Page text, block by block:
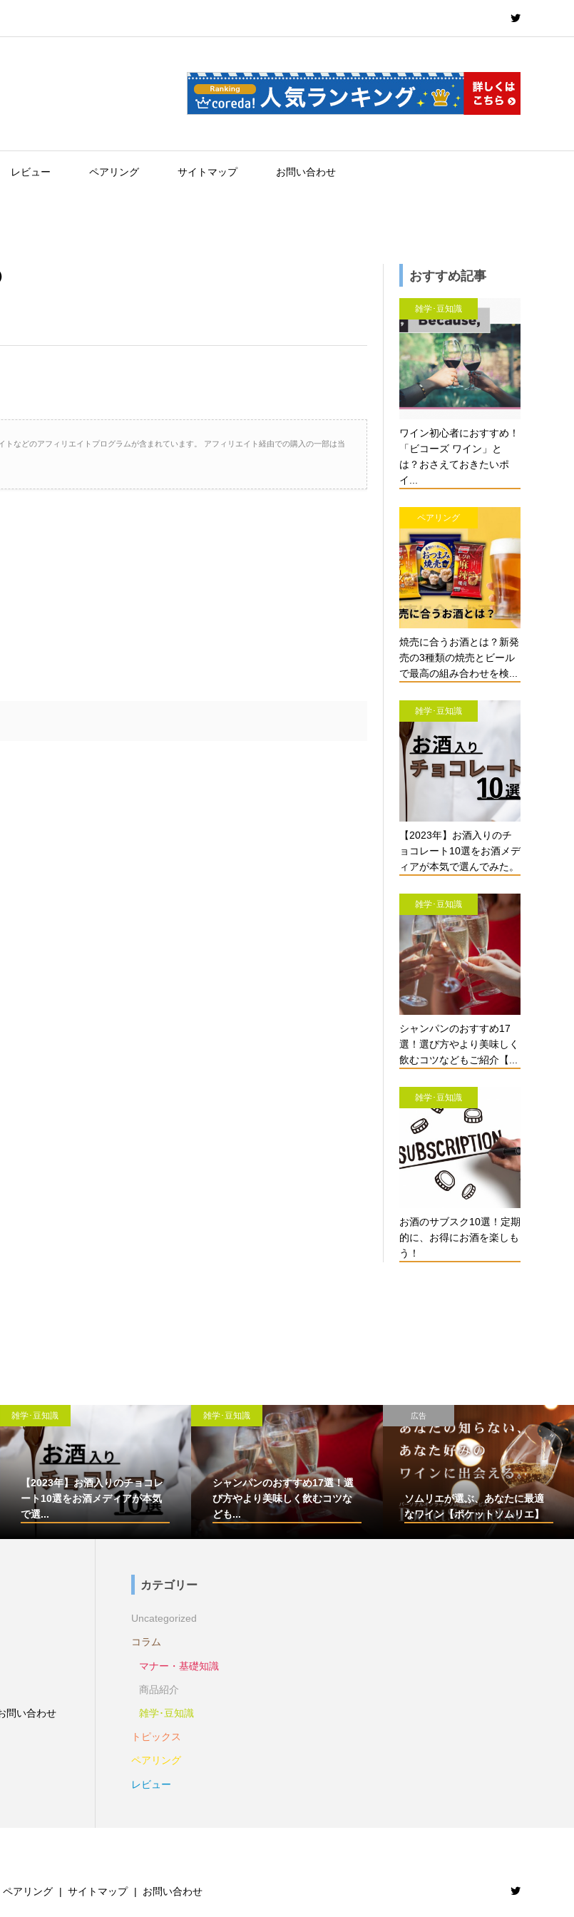
レビュー ペアリング サイトマップ お問い合わせ
などのアフィリエイトプログラムが含まれています。 アフィリエイト経由での購入の一部は当
おすすめ記事
雑学･豆知識
ワイン初心者におすすめ！
「ビコーズ ワイン」と
は？おさえておきたいポ
イ...
ペアリング
焼売に合うお酒とは？新発
売の3種類の焼売とビール
で最高の組み合わせを検...
雑学･豆知識
【2023年】お酒入りのチ
ョコレート10選をお酒メデ
ィアが本気で選んでみた。
雑学･豆知識
シャンパンのおすすめ17
選！選び方やより美味しく
飲むコツなどもご紹介【...
雑学･豆知識
お酒のサブスク10選！定期
的に、お得にお酒を楽しも
う！
雑学･豆知識
【2023年】お酒入りのチョコレ
ート10選をお酒メディアが本気
で選...
雑学･豆知識
シャンパンのおすすめ17選！選
び方やより美味しく飲むコツな
ども...
広告
ソムリエが選ぶ、あなたに最適
なワイン【ポケットソムリエ】
問い合わせ
カテゴリー
Uncategorized
コラム
マナー・基礎知識
商品紹介
雑学･豆知識
トピックス
ペアリング
レビュー
ペアリング サイトマップ お問い合わせ